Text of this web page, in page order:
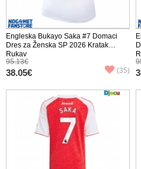
Engleska Bukayo Saka #7 Domaci
Dres za Ženska SP 2026 Kratak
Rukav
95.13€
38.05€ (35)